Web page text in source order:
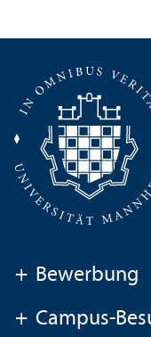
+ Bewerbung
+ Campus-